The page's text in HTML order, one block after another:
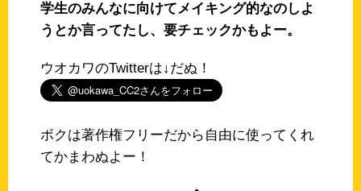
学生のみんなに向けてメイキング的なのしよ
うとか言ってたし、要チェックかもよー。
ウオカワのTwitterは↓だぬ！
ボクは著作権フリーだから自由に使ってくれ
てかまわぬよー！